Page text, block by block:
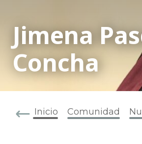
Jimena
Concha
Inicio Comunidad